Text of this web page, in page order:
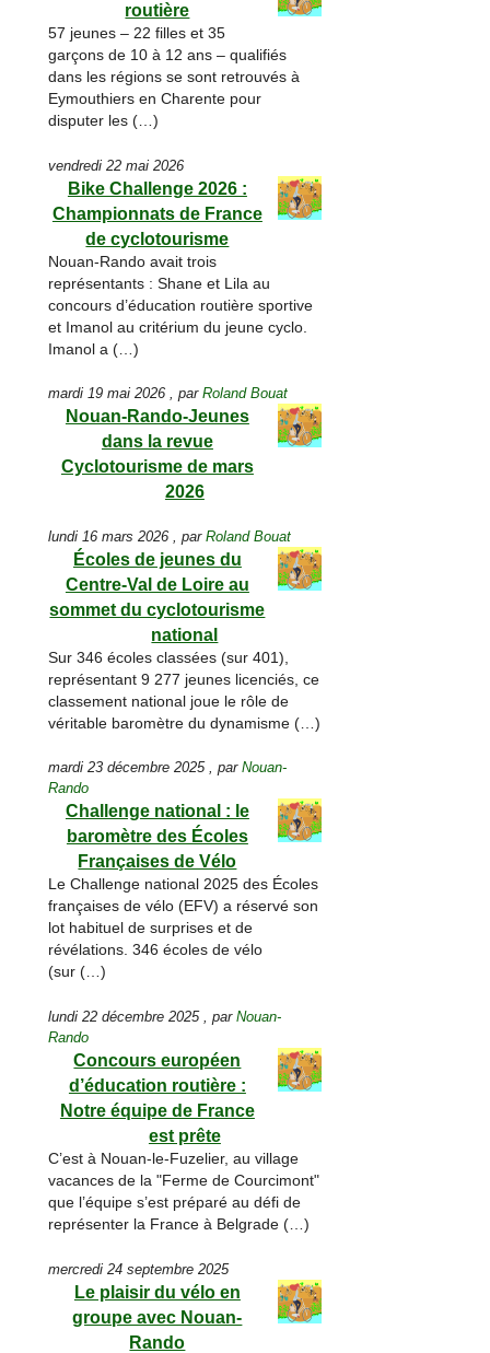
routière
57 jeunes – 22 filles et 35
garçons de 10 à 12 ans – qualifiés
dans les régions se sont retrouvés à
Eymouthiers en Charente pour
disputer les (…)
vendredi 22 mai 2026
Bike Challenge 2026 :
Championnats de France
de cyclotourisme
Nouan-Rando avait trois
représentants : Shane et Lila au
concours d’éducation routière sportive
et Imanol au critérium du jeune cyclo.
Imanol a (…)
mardi 19 mai 2026 ,parRoland Bouat
Nouan-Rando-Jeunes
dans la revue
Cyclotourisme de mars
2026
lundi 16 mars 2026 ,parRoland Bouat
Écoles de jeunes du
Centre-Val de Loire au
sommet du cyclotourisme
national
Sur 346 écoles classées (sur 401),
représentant 9 277 jeunes licenciés, ce
classement national joue le rôle de
véritable baromètre du dynamisme (…)
mardi 23 décembre 2025 ,parNouan-
Rando
Challenge national : le
baromètre des Écoles
Françaises de Vélo
Le Challenge national 2025 des Écoles
françaises de vélo (EFV) a réservé son
lot habituel de surprises et de
révélations. 346 écoles de vélo
(sur (…)
lundi 22 décembre 2025 ,parNouan-
Rando
Concours européen
d’éducation routière :
Notre équipe de France
est prête
C’est à Nouan-le-Fuzelier, au village
vacances de la "Ferme de Courcimont"
que l’équipe s’est préparé au défi de
représenter la France à Belgrade (…)
mercredi 24 septembre 2025
Le plaisir du vélo en
groupe avec Nouan-
Rando